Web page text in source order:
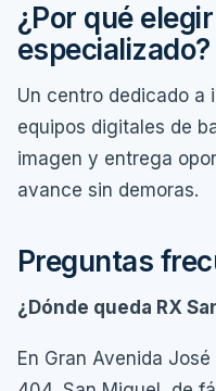
¿Por qué
especializado?
Un centro dedicado a
equipos digitales de
imagen y entrega
avance sin demoras.
Preguntas
¿Dónde queda RX
En Gran Avenida